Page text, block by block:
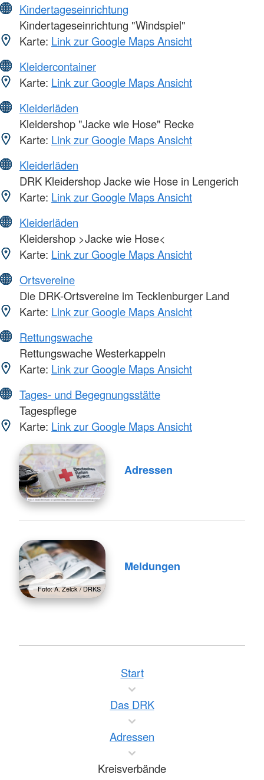
Kindertageseinrichtung
Kindertageseinrichtung "Windspiel"
Karte: Link zur Google Maps Ansicht
Kleidercontainer
Karte: Link zur Google Maps Ansicht
Kleiderläden
Kleidershop "Jacke wie Hose" Recke
Karte: Link zur Google Maps Ansicht
Kleiderläden
DRK Kleidershop Jacke wie Hose in Lengerich
Karte: Link zur Google Maps Ansicht
Kleiderläden
Kleidershop >Jacke wie Hose<
Karte: Link zur Google Maps Ansicht
Ortsvereine
Die DRK-Ortsvereine im Tecklenburger Land
Karte: Link zur Google Maps Ansicht
Rettungswache
Rettungswache Westerkappeln
Karte: Link zur Google Maps Ansicht
Tages- und Begegnungsstätte
Tagespflege
Karte: Link zur Google Maps Ansicht
Adressen
Foto: A. Zelck / DRKS
Meldungen
Start
Das DRK
Adressen
Kreisverbände